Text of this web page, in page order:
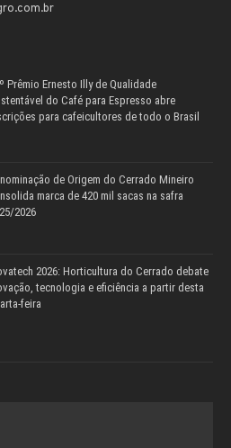
Prêmio Ernesto Illy de Qualidade
do Café para Espresso abre
para cafeicultores de todo o Brasil
de Origem do Cerrado Mineiro
marca de 420 mil sacas na safra
2026
2026: Horticultura do Cerrado debate
tecnologia e eficiência a partir desta
feira